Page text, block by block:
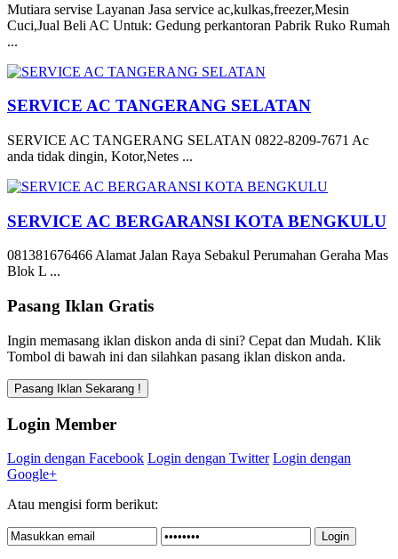
Mutiara servise Layanan Jasa service ac,kulkas,freezer,Mesin
Cuci,Jual Beli AC Untuk: Gedung perkantoran Pabrik Ruko Rumah
...
SERVICE AC TANGERANG SELATAN
SERVICE AC TANGERANG SELATAN 0822-8209-7671 Ac
anda tidak dingin, Kotor,Netes ...
SERVICE AC BERGARANSI KOTA BENGKULU
081381676466 Alamat Jalan Raya Sebakul Perumahan Geraha Mas
Blok L ...
Pasang Iklan Gratis
Ingin memasang iklan diskon anda di sini? Cepat dan Mudah. Klik
Tombol di bawah ini dan silahkan pasang iklan diskon anda.
Login Member
Login dengan Facebook Login dengan Twitter Login dengan
Google+
Atau mengisi form berikut: